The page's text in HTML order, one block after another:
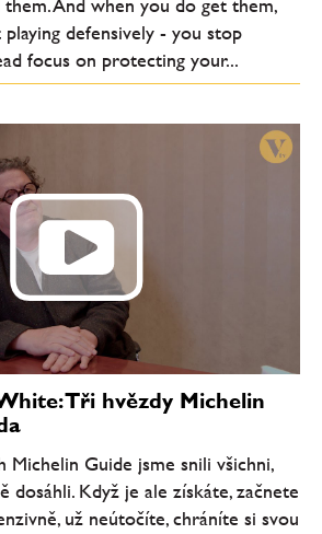
defensively - you stop
focus on protecting your...
Tři hvězdy Michelin
Michelin Guide jsme snili všichni,
dosáhli. Když je ale získáte, začnete
už neútočíte, chráníte si svou